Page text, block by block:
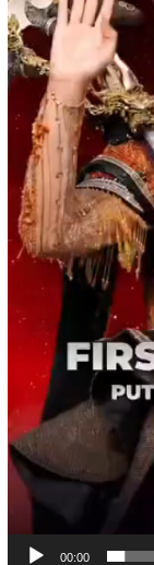
00:00